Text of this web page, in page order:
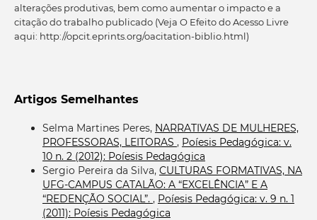
alterações produtivas, bem como aumentar o impacto e a
citação do trabalho publicado (Veja O Efeito do Acesso Livre
aqui: http://opcit.eprints.org/oacitation-biblio.html)
Artigos Semelhantes
Selma Martines Peres, NARRATIVAS DE MULHERES,
PROFESSORAS, LEITORAS , Poíesis Pedagógica: v.
10 n. 2 (2012): Poíesis Pedagógica
Sergio Pereira da Silva, CULTURAS FORMATIVAS, NA
UFG-CAMPUS CATALÃO: A “EXCELÊNCIA” E A
“REDENÇÃO SOCIAL”. , Poíesis Pedagógica: v. 9 n. 1
(2011): Poíesis Pedagógica